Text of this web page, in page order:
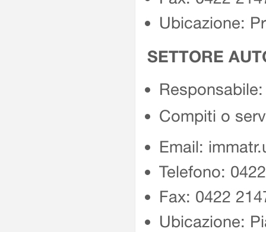
Ubicazione:
SETTORE
Compiti o
Email:
Telefono:
Fax: 0422
Ubicazione: